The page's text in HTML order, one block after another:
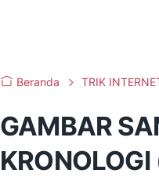
Beranda TRIK
GAMBAR